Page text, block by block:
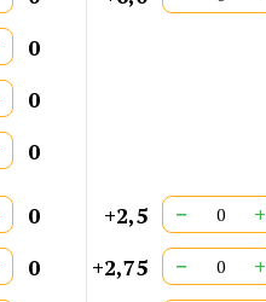
0
0
0
0
0
+2,5 − +
+2,75
− +